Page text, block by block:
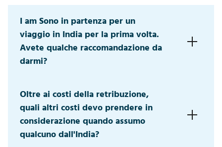
I am Sono in partenza per un
viaggio in India per la prima volta.
Avete qualche raccomandazione da
darmi?
sempre sconvolgente. Le folle, la lingua e le buone
maniere rendono difficile trovare il modo di
raggiungere gli obiettivi prefissati per il proprio
viaggio d'affari. Perciò, non viaggiare da solo/a. Una
Oltre ai costi della retribuzione,
quali altri costi devo prendere in
considerazione quando assumo
qualcuno dall'India?